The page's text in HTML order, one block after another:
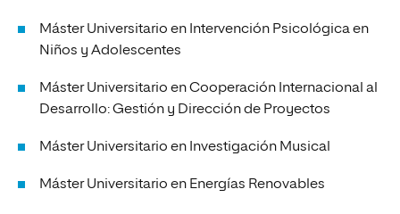
Máster Universitario en Intervención Psicológica en
Niños y Adolescentes
Máster Universitario en Cooperación Internacional al
Desarrollo: Gestión y Dirección de Proyectos
Máster Universitario en Investigación Musical
Máster Universitario en Energías Renovables